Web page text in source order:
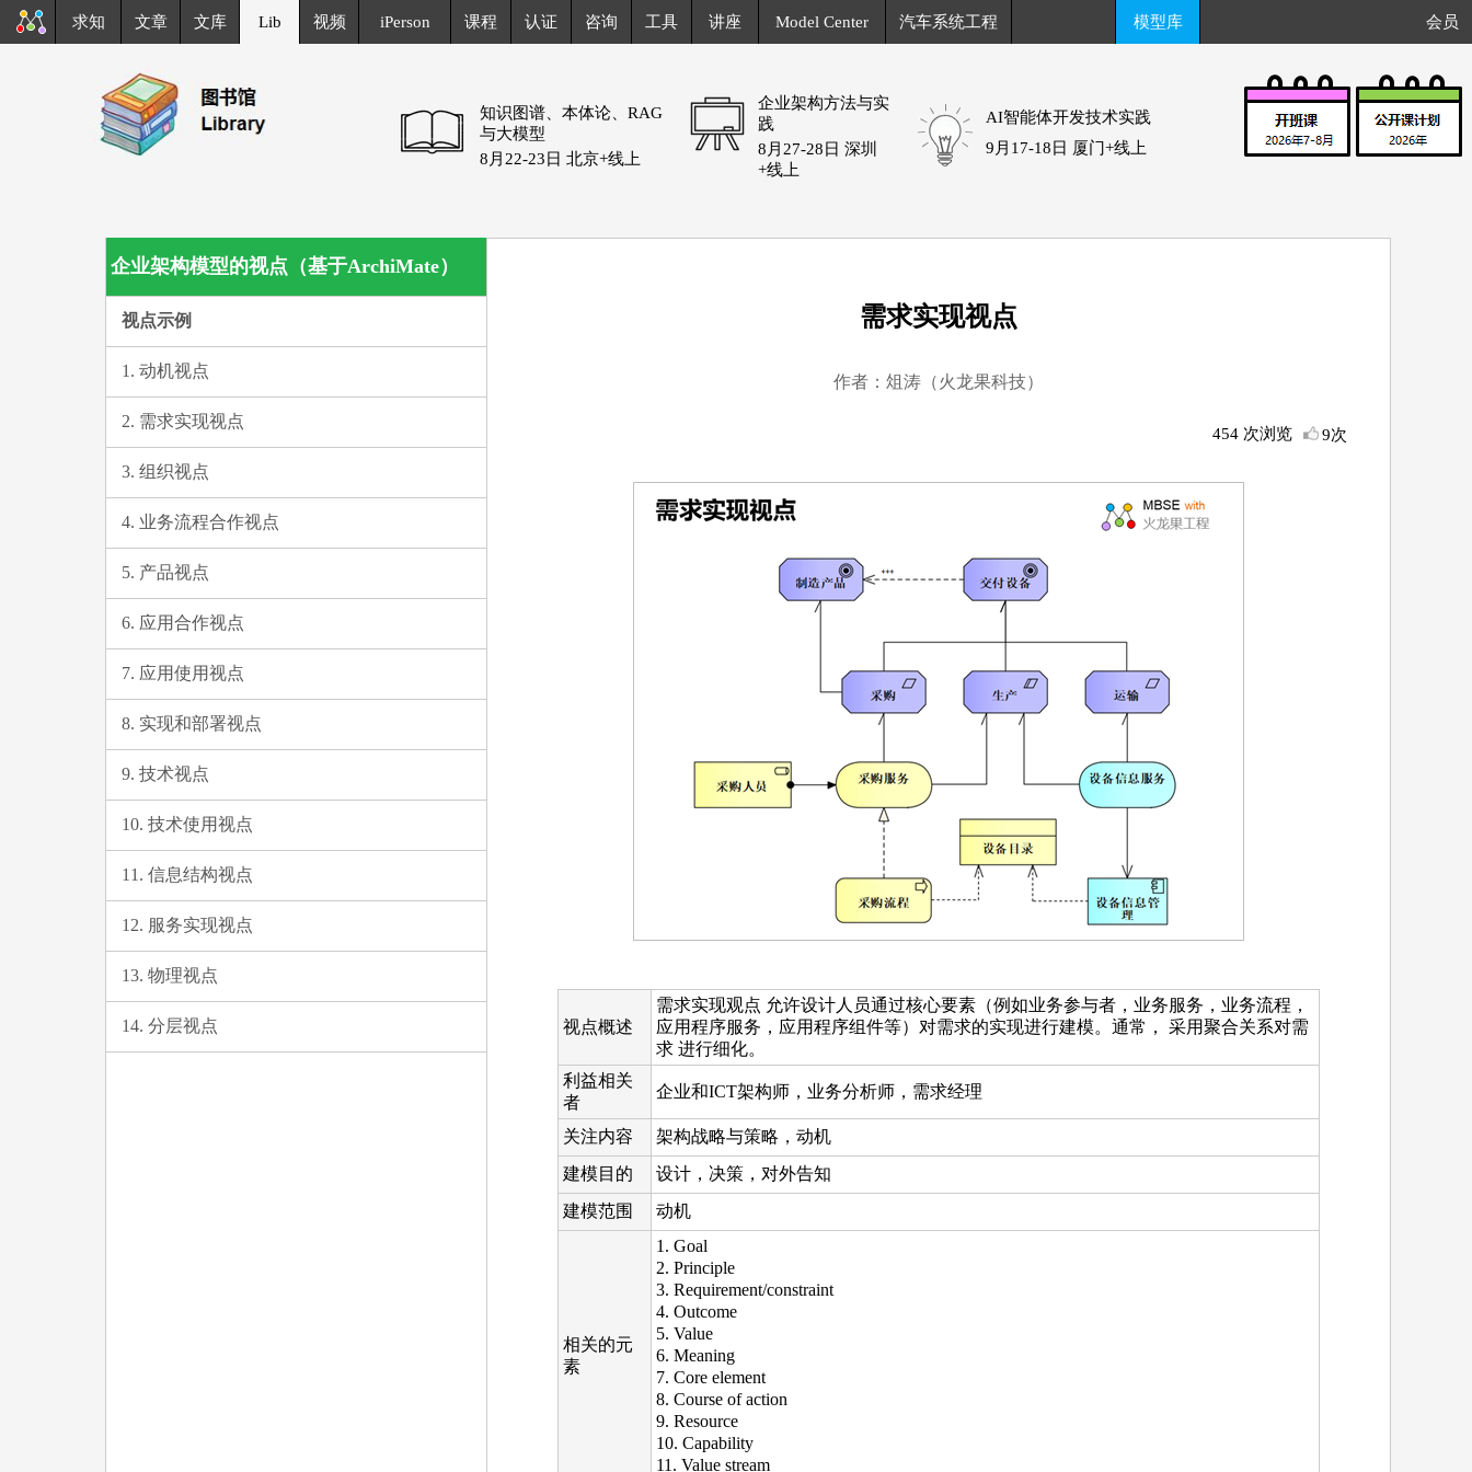
求知 文章 文库 Lib 视频 iPerson 课程 认证 咨询 工具 讲座 Model Center 汽车系统工程 模型库 会员
知识图谱、本体论、RAG
与大模型
8月22-23日 北京+线上
企业架构方法与实
践
8月27-28日 深圳
+线上
AI智能体开发技术实践
9月17-18日 厦门+线上
企业架构模型的视点（基于ArchiMate）
视点示例
1. 动机视点
2. 需求实现视点
3. 组织视点
4. 业务流程合作视点
5. 产品视点
6. 应用合作视点
7. 应用使用视点
8. 实现和部署视点
9. 技术视点
10. 技术使用视点
11. 信息结构视点
12. 服务实现视点
13. 物理视点
14. 分层视点
需求实现视点
作者：俎涛（火龙果科技）
454 次浏览 9次
视点概述
需求实现观点 允许设计人员通过核心要素（例如业务参与者，业务服务，业务流程，
应用程序服务，应用程序组件等）对需求的实现进行建模。通常， 采用聚合关系对需
求 进行细化。
利益相关
者
企业和ICT架构师，业务分析师，需求经理
关注内容
架构战略与策略，动机
建模目的
设计，决策，对外告知
建模范围
动机
相关的元
素
1. Goal
2. Principle
3. Requirement/constraint
4. Outcome
5. Value
6. Meaning
7. Core element
8. Course of action
9. Resource
10. Capability
11. Value stream